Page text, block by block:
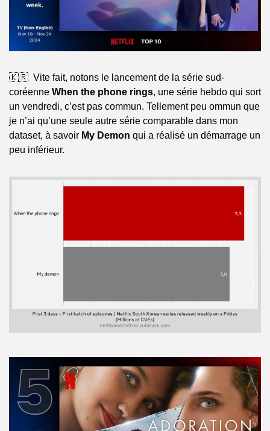
🇰🇷  Vite fait, notons le lancement de la série sud-
coréenne When the phone rings, une série hebdo qui sort
un vendredi, c’est pas commun. Tellement peu ommun que
je n’ai qu’une seule autre série comparable dans mon
dataset, à savoir My Demon qui a réalisé un démarrage un
peu inférieur.